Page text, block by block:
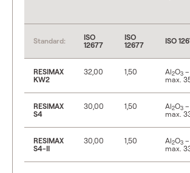
Standard:
ISO
12677
ISO
12677
ISO
RESIMAX
KW2
32,00 1,50 Al2O3 –
max.
RESIMAX
S4
30,00 1,50 Al2O3 –
max.
RESIMAX
S4-II
30,00 1,50 Al2O3 –
max.